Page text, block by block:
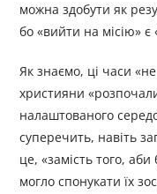
можна здобути як
бо «вийти на місію» є
Як знаємо, ці часи
християни
налаштованого
суперечить, навіть
це, «замість того,
могло спонукати їх